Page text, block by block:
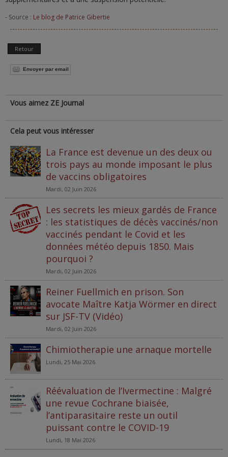
- Source : Le blog de Patrice Gibertie
Retour
Envoyer par email
Vous aimez ZE Journal
Cela peut vous intéresser
La France est devenue un des deux ou
trois pays au monde imposant le plus
de vaccins obligatoires
Mardi, 02 Juin 2026
Les secrets les mieux gardés de France
: les statistiques de décès vaccinés/non
vaccinés pendant le Covid et les
données météo depuis 1850. Mais
pourquoi ?
Mardi, 02 Juin 2026
Reiner Fuellmich en prison. Son
avocate Maître Katja Wörmer en direct
sur JSF-TV (Vidéo)
Mardi, 02 Juin 2026
Chimiotherapie une arnaque mortelle
Lundi, 25 Mai 2026
Réévaluation de l’Ivermectine : Malgré
une revue Cochrane biaisée,
l’antiparasitaire reste un outil
puissant contre le COVID-19
Lundi, 18 Mai 2026